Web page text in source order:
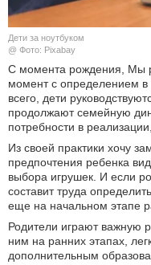
Дети за ноутбуком
@ Фото: Pixabay
С момента рождения, Мы
момент с определением
всего, дети
продолжают семейную
потребности в
Из своей практики хочу
предпочтения ребенка
выбора игрушек. И если
составит труда
еще на начальном этапе
Родители играют важную
ним на ранних этапах,
дополнительным